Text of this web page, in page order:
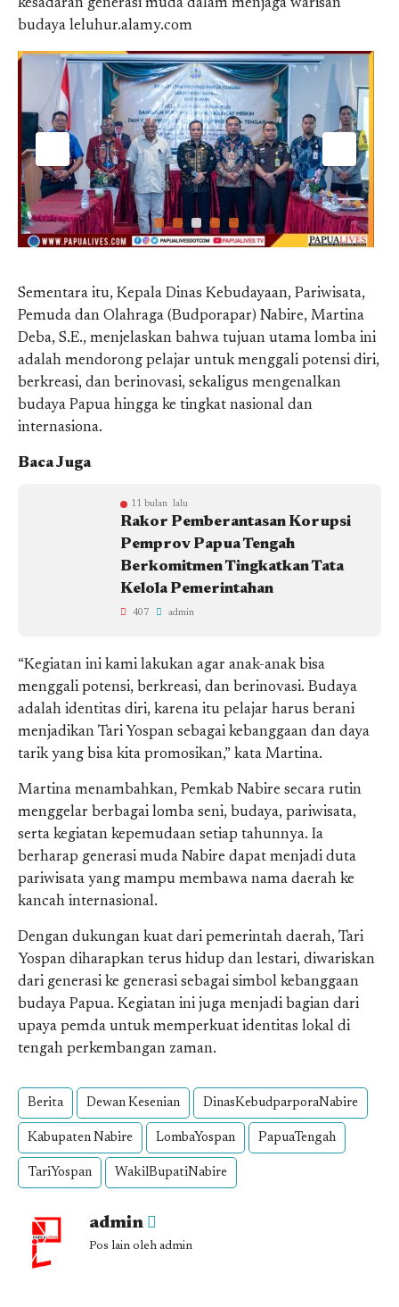
kesadaran generasi muda dalam menjaga warisan
budaya leluhur.alamy.com
Sementara itu, Kepala Dinas Kebudayaan, Pariwisata,
Pemuda dan Olahraga (Budporapar) Nabire, Martina
Deba, S.E., menjelaskan bahwa tujuan utama lomba ini
adalah mendorong pelajar untuk menggali potensi diri,
berkreasi, dan berinovasi, sekaligus mengenalkan
budaya Papua hingga ke tingkat nasional dan
internasiona.
Baca Juga
11 bulan lalu
Rakor Pemberantasan Korupsi
Pemprov Papua Tengah
Berkomitmen Tingkatkan Tata
Kelola Pemerintahan
407 admin
“Kegiatan ini kami lakukan agar anak-anak bisa
menggali potensi, berkreasi, dan berinovasi. Budaya
adalah identitas diri, karena itu pelajar harus berani
menjadikan Tari Yospan sebagai kebanggaan dan daya
tarik yang bisa kita promosikan,” kata Martina.
Martina menambahkan, Pemkab Nabire secara rutin
menggelar berbagai lomba seni, budaya, pariwisata,
serta kegiatan kepemudaan setiap tahunnya. Ia
berharap generasi muda Nabire dapat menjadi duta
pariwisata yang mampu membawa nama daerah ke
kancah internasional.
Dengan dukungan kuat dari pemerintah daerah, Tari
Yospan diharapkan terus hidup dan lestari, diwariskan
dari generasi ke generasi sebagai simbol kebanggaan
budaya Papua. Kegiatan ini juga menjadi bagian dari
upaya pemda untuk memperkuat identitas lokal di
tengah perkembangan zaman.
Berita Dewan Kesenian DinasKebudparporaNabire
Kabupaten Nabire LombaYospan PapuaTengah
TariYospan WakilBupatiNabire
admin
Pos lain oleh admin